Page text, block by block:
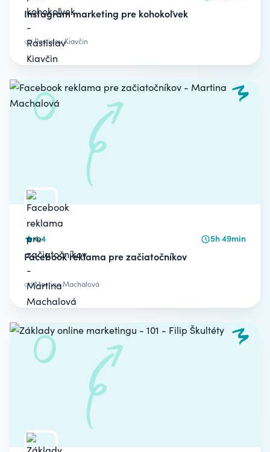
Instagram marketing pre kohokoľvek
odRastislav Kiavčin
4.4 5h 49min
Facebook reklama pre začiatočníkov
odMartina Machalová